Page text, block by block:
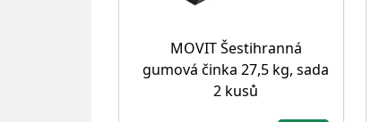
MOVIT Šestihranná
gumová činka 27,5 kg, sada
2 kusů